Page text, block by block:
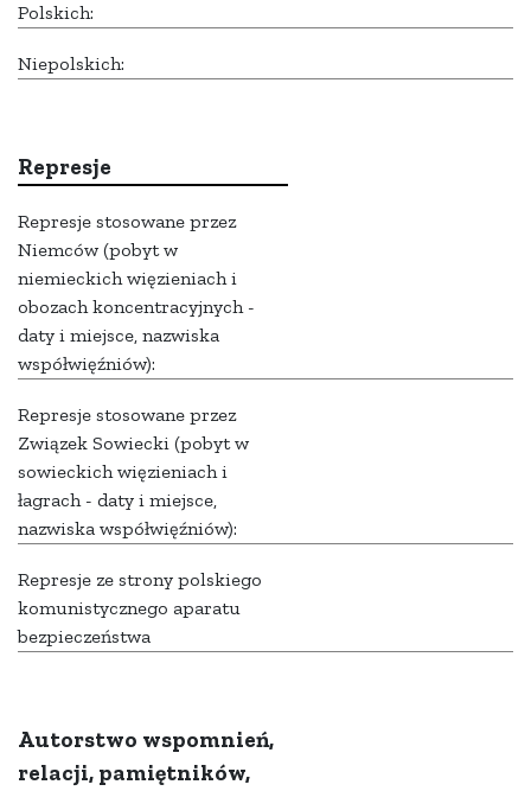
Polskich:
Niepolskich:
Represje
Represje stosowane przez
Niemców (pobyt w
niemieckich więzieniach i
obozach koncentracyjnych -
daty i miejsce, nazwiska
współwięźniów):
Represje stosowane przez
Związek Sowiecki (pobyt w
sowieckich więzieniach i
łagrach - daty i miejsce,
nazwiska współwięźniów):
Represje ze strony polskiego
komunistycznego aparatu
bezpieczeństwa
Autorstwo wspomnień,
relacji, pamiętników,